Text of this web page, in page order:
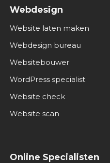
Webdesign
Website laten maken
Webdesign bureau
Websitebouwer
WordPress specialist
Website check
Website scan
Online Specialisten